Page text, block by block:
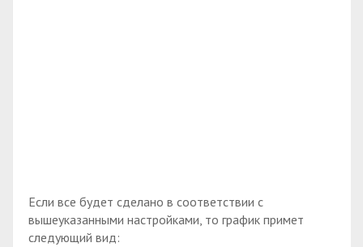
Если все будет сделано в соответствии с
вышеуказанными настройками, то график примет
следующий вид: